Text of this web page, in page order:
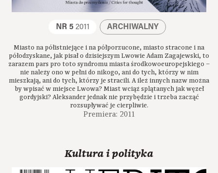
NR 52011 ARCHIWALNY
Miasto na półistniejące i na półporzucone, miasto stracone i na
półodzyskane, jak pisał o dzisiejszym Lwowie Adam Zagajewski, to
zarazem pars pro toto syndromu miasta środkowoeuropejskiego –
nie należy ono w pełni do nikogo, ani do tych, którzy w nim
mieszkają, ani do tych, którzy je stracili. A ileż innych nazw można
by wpisać w miejsce Lwowa? Miast wciąż splątanych jak węzeł
gordyjski? Aleksander jednak nie przybędzie i trzeba zacząć
rozsupływać je cierpliwie.
Premiera: 2011
Kultura i polityka